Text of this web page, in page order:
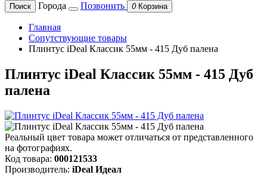
Поиск Города Позвонить 0 Корзина
Главная
Сопутствующие товары
Плинтус iDeal Классик 55мм - 415 Дуб палена
Плинтус iDeal Классик 55мм - 415 Дуб
палена
Реальный цвет товара может отличаться от представленного
на фотографиях.
Код товара: 000121533
Производитель: iDeal Идеал